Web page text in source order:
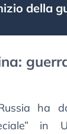
della
ha
in